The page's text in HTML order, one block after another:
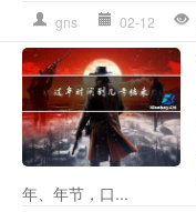
gns 02-12
年、年节，口...